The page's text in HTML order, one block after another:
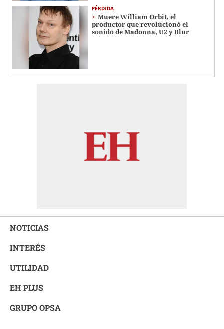
PÉRDIDA
Muere William Orbit, el
productor que revolucionó el
sonido de Madonna, U2 y Blur
NOTICIAS
INTERÉS
UTILIDAD
EH PLUS
GRUPO OPSA